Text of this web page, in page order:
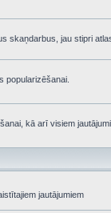
skaņdarbus, jau stipri
popularizēšanai.
kā arī visiem
jautājumiem